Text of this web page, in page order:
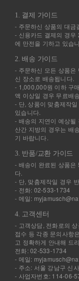
1. 결제 가이드
- 주문하신 상품의 대금
- 신용카드 결제의 경우
에 만전을 기하고 있습
2. 배송 가이드
- 주문하신 모든 상품은
신 장소로 배송됩니다.
- 1,000,000원 이하 구
액 이상일 경우 무료배
- 단, 상품이 맞춤제작
있습니다.
- 배송의 지연이 예상될
산간 지방의 경우는 배
기 바랍니다.
3. 반품/교환 가이드
- 배송이 완료된 상품은
다.
- 단, 맞춤제작일 경우
- 전화: 02-533-1734
- 메일:
4. 고객센터
- 고객상담, 전화로의
접수 등 각종 문의사항
고 정확하게 안내해 드
전화: 02-533-1734
- 메일:
- 주소: 서울 강남구 신
- 사업자번호: 114-06-